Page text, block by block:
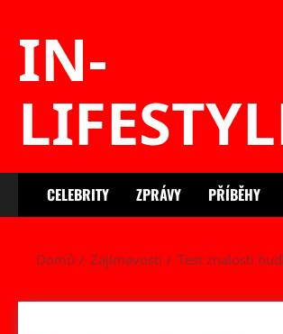
IN-
CELEBRITY ZPRÁVY PŘÍBĚHY
Domů Zajímavosti Test znalostí